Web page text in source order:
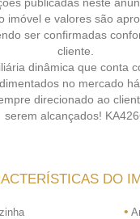
imóvel e valores são
ser confirmadas
cliente.
dinâmica que conta
no mercado
direcionado ao
serem alcançados!
DO
•